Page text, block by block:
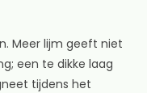
Meer lijm geeft niet
een te dikke laag
tijdens het